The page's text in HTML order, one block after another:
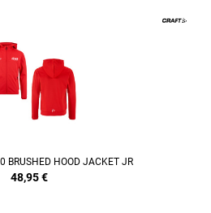
BRUSHED HOOD JACKET JR
48,95€